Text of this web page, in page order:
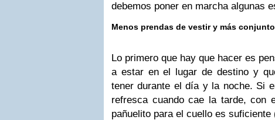
debemos poner en marcha algunas
Menos prendas de vestir y más
Lo primero que hay que hacer es
a estar en el lugar de destino y
tener durante el día y la noche. Si
refresca cuando cae la tarde, con
pañuelito para el cuello es